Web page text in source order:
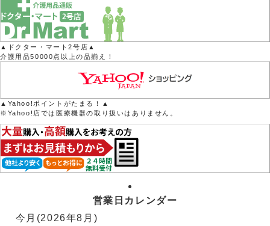
▲ドクター・マート2号店▲
介護用品50000点以上の品揃え！
▲Yahoo!ポイントがたまる！▲
※Yahoo!店では医療機器の取り扱いはありません。
営業日カレンダー
今月(2026年8月)